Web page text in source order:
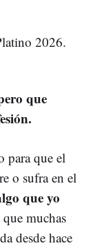
que
para que el
o sufra en el
que yo
muchas
desde hace